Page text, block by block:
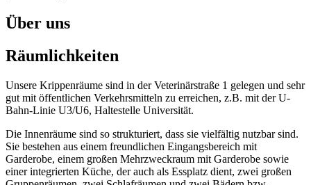
Über uns
Räumlichkeiten
Unsere Krippenräume sind in der Veterinärstraße 1 gelegen und sehr
gut mit öffentlichen Verkehrsmitteln zu erreichen, z.B. mit der U-
Bahn-Linie U3/U6, Haltestelle Universität.
Die Innenräume sind so strukturiert, dass sie vielfältig nutzbar sind.
Sie bestehen aus einem freundlichen Eingangsbereich mit
Garderobe, einem großen Mehrzweckraum mit Garderobe sowie
einer integrierten Küche, der auch als Essplatz dient, zwei großen